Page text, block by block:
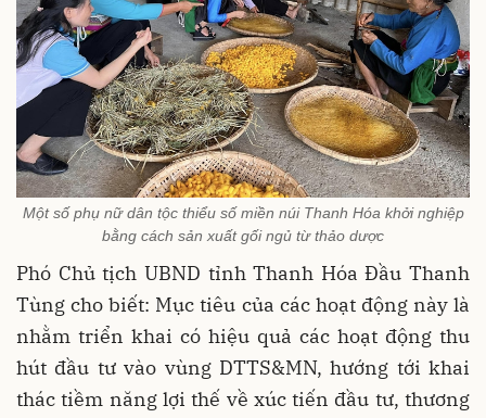
Một số phụ nữ dân tộc thiểu số miền núi Thanh Hóa khởi nghiệp
bằng cách sản xuất gối ngủ từ thảo dược
Phó Chủ tịch UBND tỉnh Thanh Hóa Đầu Thanh
Tùng cho biết: Mục tiêu của các hoạt động này là
nhằm triển khai có hiệu quả các hoạt động thu
hút đầu tư vào vùng DTTS&MN, hướng tới khai
thác tiềm năng lợi thế về xúc tiến đầu tư, thương